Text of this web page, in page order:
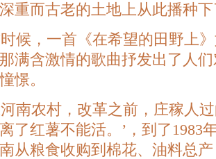
重而古老的土地上从此播种
候，一首《在希望的田野上
满含激情的歌曲抒发出了人
憬。
南农村，改革之前，庄稼人过
了红薯不能活。’，到了1983
从粮食收购到棉花、油料总